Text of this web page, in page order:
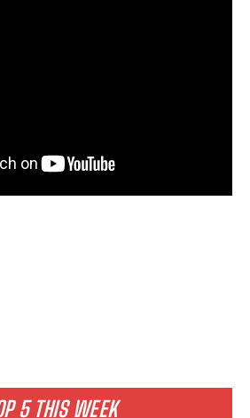
5 THIS WEEK